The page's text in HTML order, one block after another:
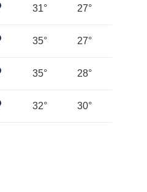
Starker 31° 27°
Leichter35° 27°
Mäßiger35° 28°
Leichter32° 30°